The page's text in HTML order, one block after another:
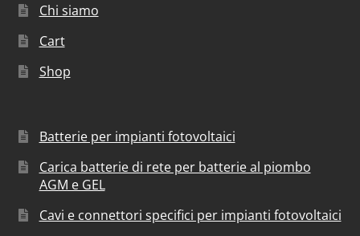
Chi siamo
Cart
Shop
Batterie per impianti fotovoltaici
Carica batterie di rete per batterie al piombo
AGM e GEL
Cavi e connettori specifici per impianti fotovoltaici